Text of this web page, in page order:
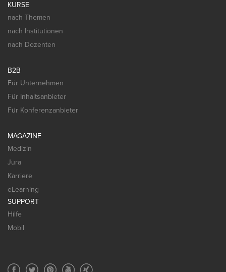
KURSE
nach Themen
nach Institutionen
nach Dozenten
B2B
Für Unternehmen
Für Inhaltsanbieter
Für Konferenzanbieter
MAGAZINE
Medizin
Jura
Karriere
eLearning
SUPPORT
Hilfe
Mobil